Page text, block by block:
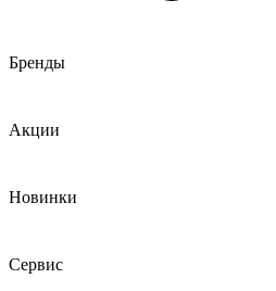
Бренды
Акции
Новинки
Сервис